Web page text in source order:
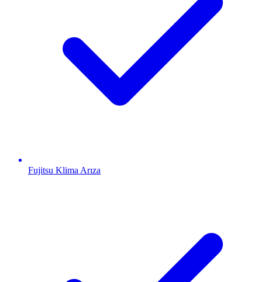
Fujitsu Klima Arıza